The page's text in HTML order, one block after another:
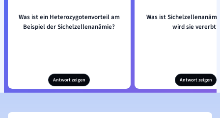
Was ist ein Heterozygotenvorteil am
Beispiel der Sichelzellenanämie?
Antwort zeigen
Was ist
wird sie vererbt?
Antwort zeigen